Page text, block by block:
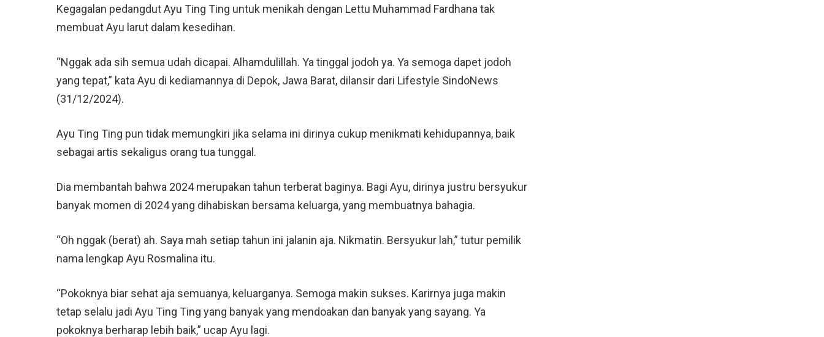
Kegagalan pedangdut Ayu Ting Ting untuk menikah dengan Lettu Muhammad Fardhana tak
membuat Ayu larut dalam kesedihan.
“Nggak ada sih semua udah dicapai. Alhamdulillah. Ya tinggal jodoh ya. Ya semoga dapet jodoh
yang tepat,” kata Ayu di kediamannya di Depok, Jawa Barat, dilansir dari Lifestyle SindoNews
(31/12/2024).
Ayu Ting Ting pun tidak memungkiri jika selama ini dirinya cukup menikmati kehidupannya, baik
sebagai artis sekaligus orang tua tunggal.
Dia membantah bahwa 2024 merupakan tahun terberat baginya. Bagi Ayu, dirinya justru bersyukur
banyak momen di 2024 yang dihabiskan bersama keluarga, yang membuatnya bahagia.
“Oh nggak (berat) ah. Saya mah setiap tahun ini jalanin aja. Nikmatin. Bersyukur lah,” tutur pemilik
nama lengkap Ayu Rosmalina itu.
“Pokoknya biar sehat aja semuanya, keluarganya. Semoga makin sukses. Karirnya juga makin
tetap selalu jadi Ayu Ting Ting yang banyak yang mendoakan dan banyak yang sayang. Ya
pokoknya berharap lebih baik,” ucap Ayu lagi.